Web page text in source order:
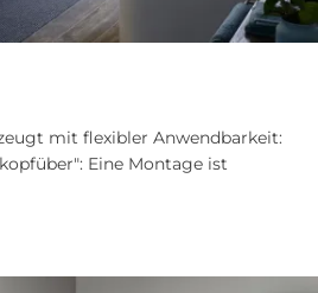
mit flexibler Anwendbarkeit:
Eine Montage ist